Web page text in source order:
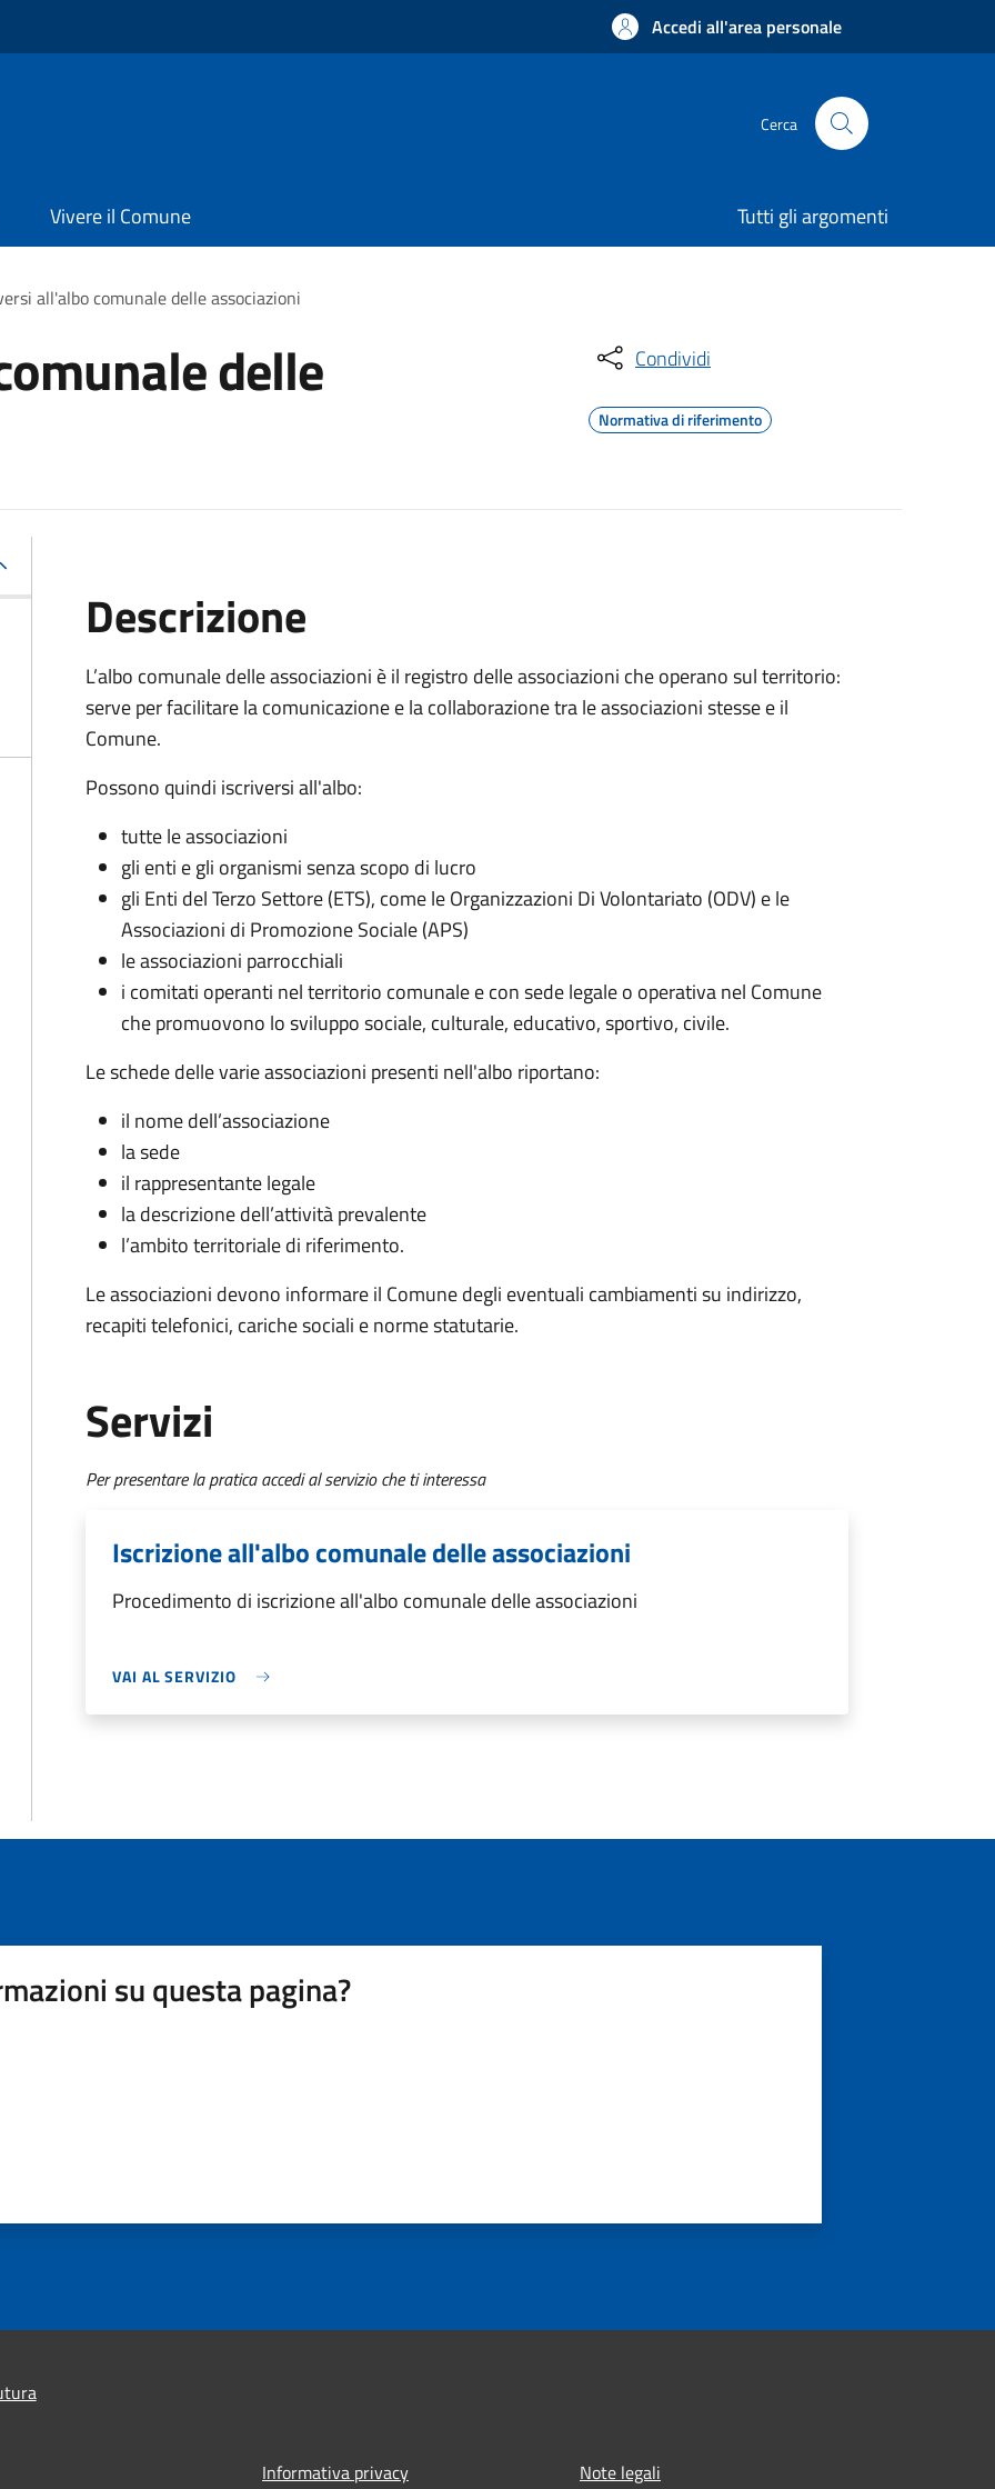
Accedi all'area personale
Cerca
Vivere il Comune Tutti gli argomenti
all'albo comunale delle associazioni
delle Condividi
Normativa di riferimento
Descrizione
L’albo comunale delle associazioni è il registro delle associazioni che operano sul territorio:
serve per facilitare la comunicazione e la collaborazione tra le associazioni stesse e il
Comune.
Possono quindi iscriversi all'albo:
tutte le associazioni
gli enti e gli organismi senza scopo di lucro
gli Enti del Terzo Settore (ETS), come le Organizzazioni Di Volontariato (ODV) e le
Associazioni di Promozione Sociale (APS)
le associazioni parrocchiali
i comitati operanti nel territorio comunale e con sede legale o operativa nel Comune
che promuovono lo sviluppo sociale, culturale, educativo, sportivo, civile.
Le schede delle varie associazioni presenti nell'albo riportano:
il nome dell’associazione
la sede
il rappresentante legale
la descrizione dell’attività prevalente
l’ambito territoriale di riferimento.
Le associazioni devono informare il Comune degli eventuali cambiamenti su indirizzo,
recapiti telefonici, cariche sociali e norme statutarie.
Servizi
Per presentare la pratica accedi al servizio che ti interessa
Iscrizione all'albo comunale delle associazioni
Procedimento di iscrizione all'albo comunale delle associazioni
VAI AL SERVIZIO
su questa pagina?
Informativa privacy Note legali